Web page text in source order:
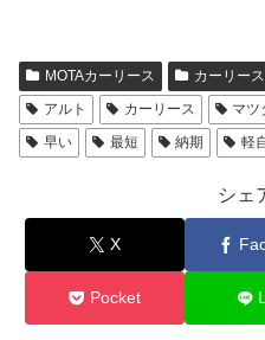
MOTAカーリース カーリース
アルト
カーリース マツ
早い
最短 納期 軽
シェ
X
Pocket